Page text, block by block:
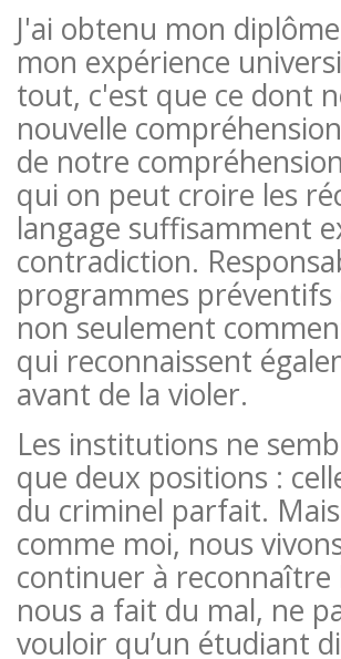
J'ai obtenu mon
mon expérience
tout, c'est que ce dont
nouvelle
de notre
qui on peut croire les
langage suffisamment
contradiction.
programmes
non seulement
qui reconnaissent
avant de la violer.
Les institutions ne
que deux positions :
du criminel parfait.
comme moi, nous
continuer à reconnaître
nous a fait du mal, ne
vouloir qu’un étudiant